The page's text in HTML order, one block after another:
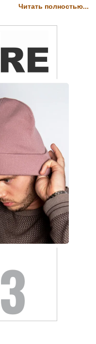
Читать полностью...